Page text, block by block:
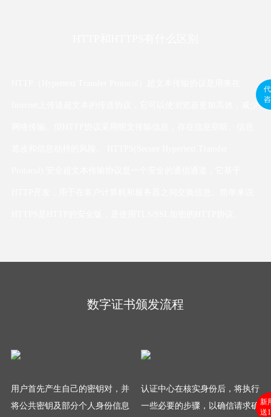
Internet上传送超文本的传送协议，它可以使浏览器更加高效，减少
数字证书颁发流程
用户首先产生自己的密钥对，并
将公共密钥及部分个人身份信息
认证中心在核实身份后，将执行
一些必要的步骤，以确信请求确 新
送